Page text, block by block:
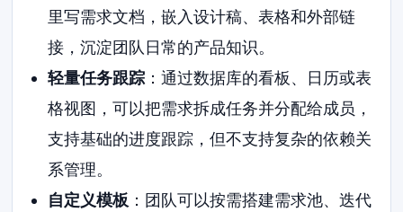
里写需求文档，嵌入设计稿、表格和外部链
接，沉淀团队日常的产品知识。
轻量任务跟踪：通过数据库的看板、日历或表
格视图，可以把需求拆成任务并分配给成员，
支持基础的进度跟踪，但不支持复杂的依赖关
系管理。
自定义模板：团队可以按需搭建需求池、迭代